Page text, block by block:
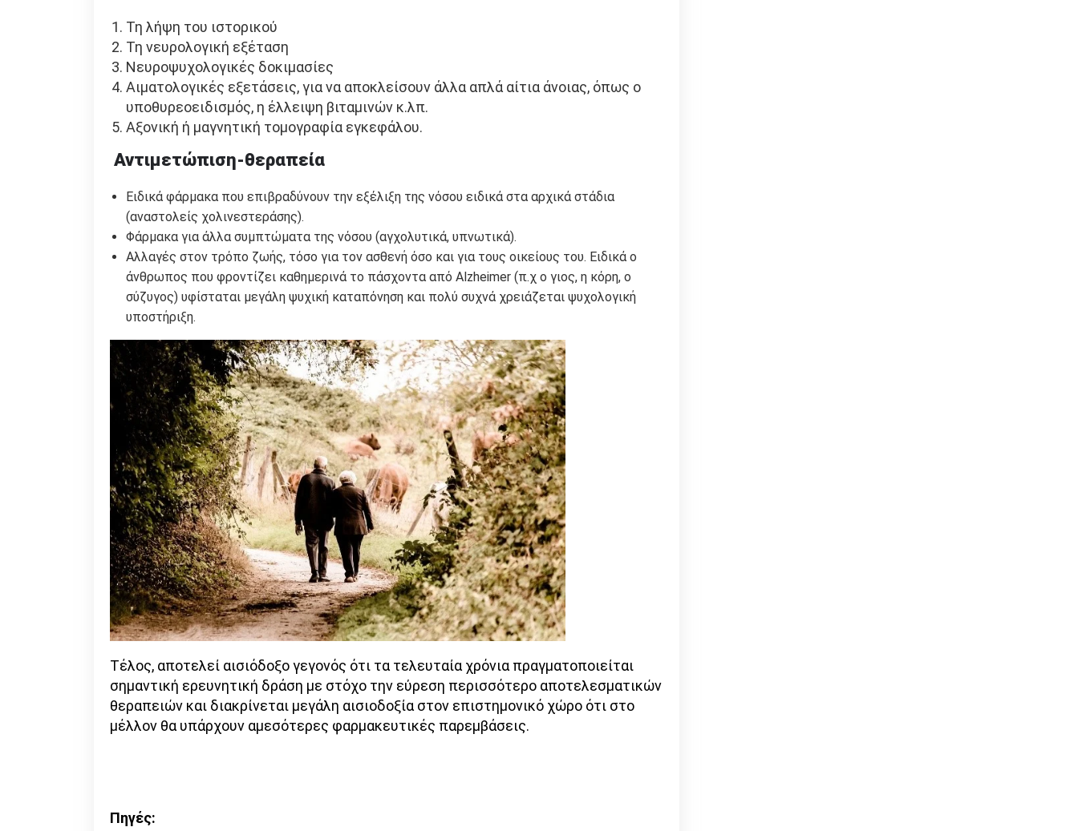
Τη λήψη του ιστορικού
Τη νευρολογική εξέταση
Νευροψυχολογικές δοκιμασίες
Αιματολογικές εξετάσεις, για να αποκλείσουν άλλα απλά αίτια άνοιας, όπως ο
υποθυρεοειδισμός, η έλλειψη βιταμινών κ.λπ.
Αξονική ή μαγνητική τομογραφία εγκεφάλου.
Αντιμετώπιση-θεραπεία
Ειδικά φάρμακα που επιβραδύνουν την εξέλιξη της νόσου ειδικά στα αρχικά στάδια
(αναστολείς χολινεστεράσης).
Φάρμακα για άλλα συμπτώματα της νόσου (αγχολυτικά, υπνωτικά).
Αλλαγές στον τρόπο ζωής, τόσο για τον ασθενή όσο και για τους οικείους του. Ειδικά ο
άνθρωπος που φροντίζει καθημερινά το πάσχοντα από Alzheimer (π.χ ο γιος, η κόρη, ο
σύζυγος) υφίσταται μεγάλη ψυχική καταπόνηση και πολύ συχνά χρειάζεται ψυχολογική
υποστήριξη.
Τέλος, αποτελεί αισιόδοξο γεγονός ότι τα τελευταία χρόνια πραγματοποιείται
σημαντική ερευνητική δράση με στόχο την εύρεση περισσότερο αποτελεσματικών
θεραπειών και διακρίνεται μεγάλη αισιοδοξία στον επιστημονικό χώρο ότι στο
μέλλον θα υπάρχουν αμεσότερες φαρμακευτικές παρεμβάσεις.
Πηγές: